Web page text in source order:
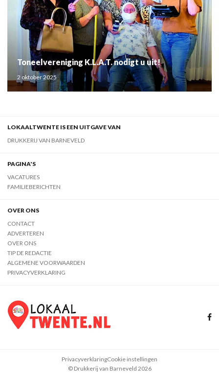
Toneelvereniging K.L.A.T. nodigt u uit!
2 oktober 2025
LOKAALTWENTE IS EEN UITGAVE VAN
DRUKKERIJ VAN BARNEVELD
PAGINA'S
VACATURES
FAMILIEBERICHTEN
OVER ONS
CONTACT
ADVERTEREN
OVER ONS
TIP DE REDACTIE
ALGEMENE VOORWAARDEN
PRIVACYVERKLARING
© Drukkerij van Barneveld 2026
PrivacyverklaringCookie instellingen